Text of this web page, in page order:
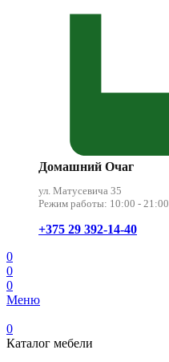
Домашний Очаг
ул. Матусевича 35
Режим работы: 10:00 - 21:00
+375 29 392-14-40
0
0
0
Меню
0
Каталог мебели